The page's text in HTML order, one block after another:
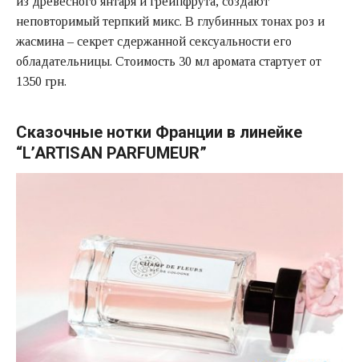
неповторимый терпкий микс. В глубинных тонах роз и
жасмина – секрет сдержанной сексуальности его
обладательницы. Стоимость 30 мл аромата стартует от
1350 грн.
Сказочные нотки Франции в линейке
“L’ARTISAN PARFUMEUR”